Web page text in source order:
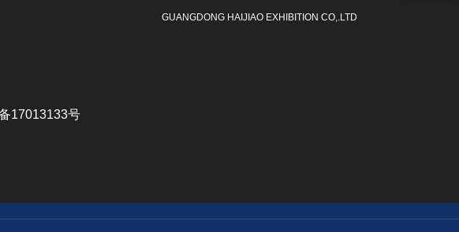
GUANGDONG HAIJIAO EXHIBITION CO,.LTD
17013133号